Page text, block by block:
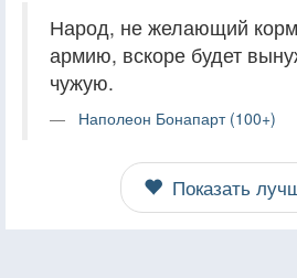
Народ, не желающий
армию, вскоре будет
чужую.
Наполеон Бонапарт (100+)
Показать